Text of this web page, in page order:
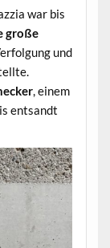
war bis
große
und
, einem
entsandt